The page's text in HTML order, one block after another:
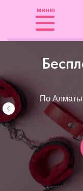
меню
По Алматы